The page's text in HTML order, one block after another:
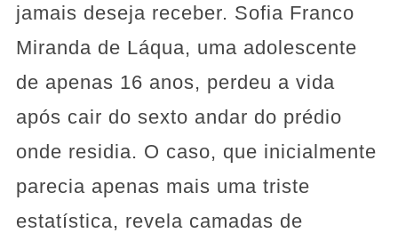
jamais deseja receber. Sofia Franco
Miranda de Láqua, uma adolescente
de apenas 16 anos, perdeu a vida
após cair do sexto andar do prédio
onde residia. O caso, que inicialmente
parecia apenas mais uma triste
estatística, revela camadas de